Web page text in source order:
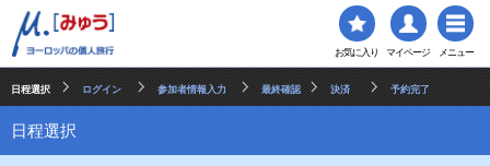
お気に入り マイページ メニュー
日程選択 ログイン 参加者情報入力 最終確認 決済 予約完了
日程選択